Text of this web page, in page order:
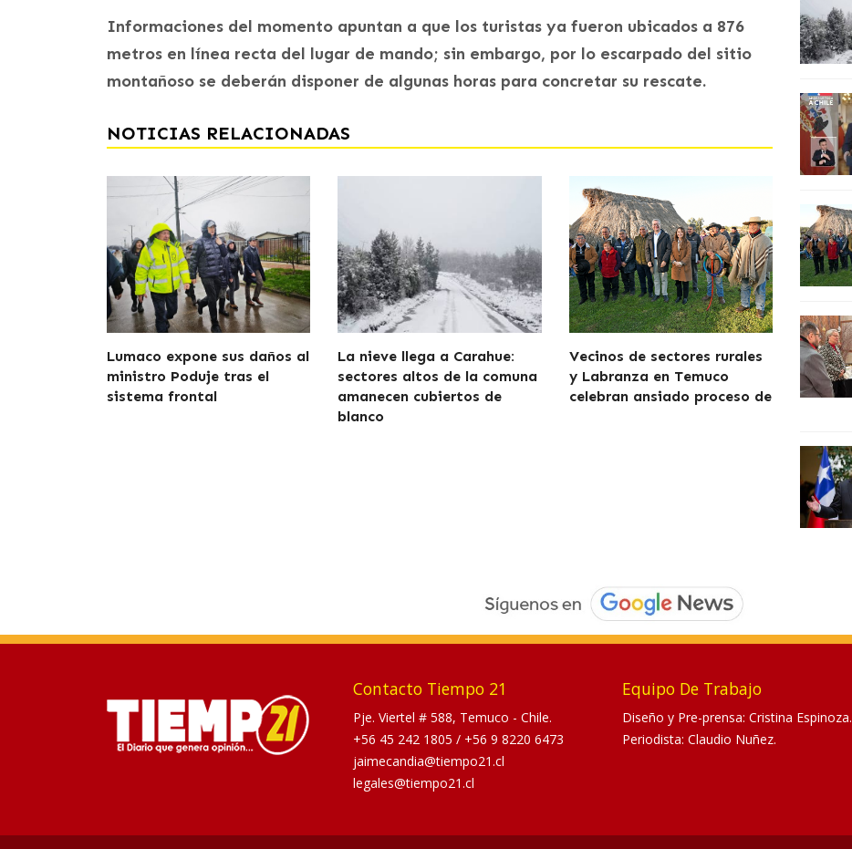
Informaciones del momento apuntan a que los turistas ya fueron ubicados a 876
metros en línea recta del lugar de mando; sin embargo, por lo escarpado del sitio
montañoso se deberán disponer de algunas horas para concretar su rescate.
NOTICIAS RELACIONADAS
Lumaco expone sus daños al
ministro Poduje tras el
sistema frontal
La nieve llega a Carahue:
sectores altos de la comuna
amanecen cubiertos de
blanco
Vecinos de sectores rurales
y Labranza en Temuco
celebran ansiado proceso de
Contacto Tiempo 21
Pje. Viertel # 588, Temuco - Chile.
+56 45 242 1805 / +56 9 8220 6473
jaimecandia@tiempo21.cl
legales@tiempo21.cl
Equipo De Trabajo
Diseño y Pre-prensa: Cristina Espinoza.
Periodista: Claudio Nuñez.